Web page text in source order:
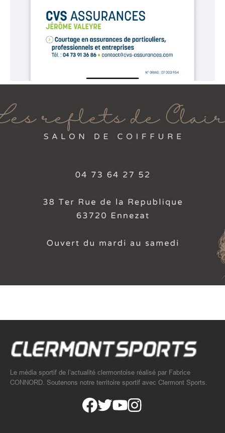
Le média sportif de l’actualité clermontoise réalisé par Fabrice
CONNORD. Soutenons notre territoire sportif avec Clermont Sports.